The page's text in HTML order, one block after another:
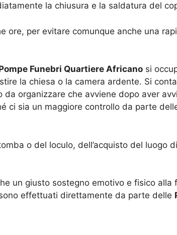
la chiusura e la saldatura del
ore, per evitare comunque anche una
Funebri Quartiere Africano si
la chiesa o la camera ardente. Si
organizzare che avviene dopo aver
ci sia un maggiore controllo da parte
o del loculo, dell’acquisto del luogo
un giusto sostegno emotivo e fisico alla
effettuati direttamente da parte delle